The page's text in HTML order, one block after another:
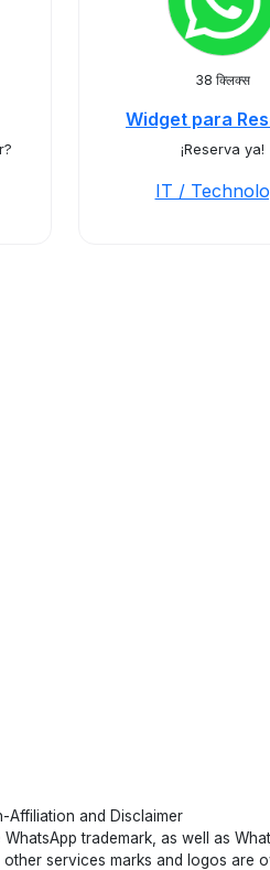
38 क्लिक्स
Widget para
¡Reserva ya!
IT /
Affiliation and Disclaimer
WhatsApp trademark, as well as
other services marks and logos are